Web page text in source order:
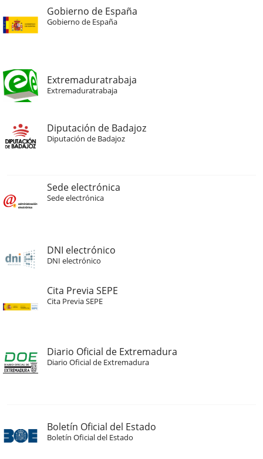
Gobierno de España
Gobierno de España
Extremaduratrabaja
Extremaduratrabaja
Diputación de Badajoz
Diputación de Badajoz
Sede electrónica
Sede electrónica
DNI electrónico
DNI electrónico
Cita Previa SEPE
Cita Previa SEPE
Diario Oficial de Extremadura
Diario Oficial de Extremadura
Boletín Oficial del Estado
Boletín Oficial del Estado